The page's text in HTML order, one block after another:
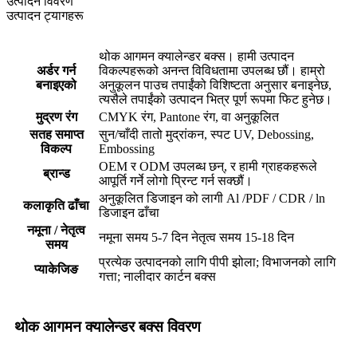
उत्पादन ट्यागहरू
अर्डर गर्न
बनाइएको
थोक आगमन क्यालेन्डर बक्स। हामी उत्पादन
विकल्पहरूको अनन्त विविधतामा उपलब्ध छौं। हाम्रो
अनुकूलन पाउच तपाईंको विशिष्टता अनुसार बनाइनेछ,
त्यसैले तपाईंको उत्पादन भित्र पूर्ण रूपमा फिट हुनेछ।
मुद्रण रंग
CMYK रंग, Pantone रंग, वा अनुकूलित
सतह समाप्त
विकल्प
सुन/चाँदी तातो मुद्रांकन, स्पट UV, Debossing,
Embossing
ब्रान्ड
OEM र ODM उपलब्ध छन्, र हामी ग्राहकहरूले
आपूर्ति गर्ने लोगो प्रिन्ट गर्न सक्छौं।
कलाकृति ढाँचा
अनुकूलित डिजाइन को लागी Al /PDF / CDR / ln
डिजाइन ढाँचा
नमूना / नेतृत्व
समय
नमूना समय 5-7 दिन नेतृत्व समय 15-18 दिन
प्याकेजिङ
प्रत्येक उत्पादनको लागि पीपी झोला; विभाजनको लागि
गत्ता; नालीदार कार्टन बक्स
थोक आगमन क्यालेन्डर बक्स विवरण